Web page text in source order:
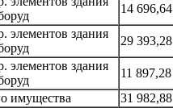
14 696,64
элементов здания
29 393,28
элементов здания
11 897,28
имущества 31 982,88